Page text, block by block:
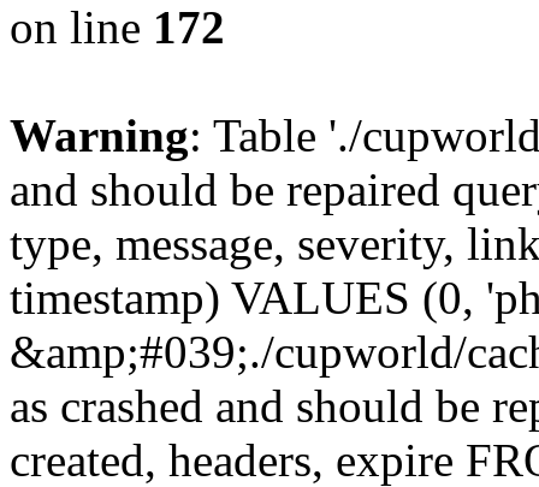
on line 172
Warning: Table './
and should be repaired
type, message, severity,
timestamp) VALUES (0,
&amp;#039;./cupworld/
as crashed and should be
created, headers, expire